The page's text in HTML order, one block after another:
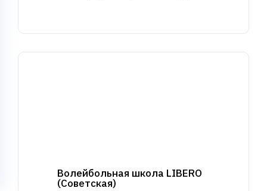
Волейбольная школа LIBERO
(Советская)